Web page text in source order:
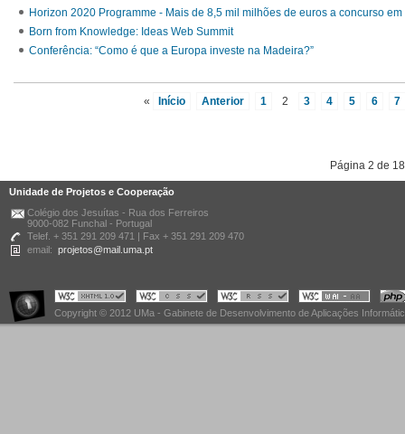
Horizon 2020 Programme - Mais de 8,5 mil milhões de euros a concurso em
Born from Knowledge: Ideas Web Summit
Conferência: “Como é que a Europa investe na Madeira?”
« Início Anterior 1 2 3 4 5 6 7
Página 2 de 18
Unidade de Projetos e Cooperação
Colégio dos Jesuítas - Rua dos Ferreiros
9000-082 Funchal - Portugal
Telef. + 351 291 209 471 | Fax + 351 291 209 470
email: projetos@mail.uma.pt
Copyright © 2012 UMa - Gabinete de Desenvolvimento de Aplicações